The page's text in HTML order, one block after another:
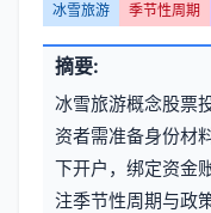
章
元
信
息
文
章
标
签
冰雪旅游 季节性周期
摘要:
冰雪旅游概念股票
资者需准备身份材
下开户，绑定资金
注季节性周期与政